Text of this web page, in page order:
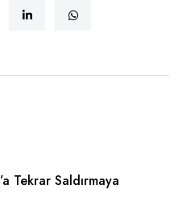
Tekrar Saldırmaya